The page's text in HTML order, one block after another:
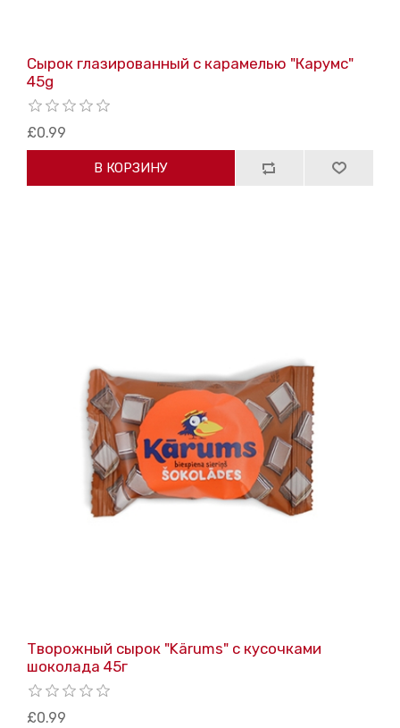
Сырок глазированный с карамелью "Карумс"
45g
£0.99
В КОРЗИНУ
Творожный сырок "Kärums" с кусочками
шоколада 45г
£0.99